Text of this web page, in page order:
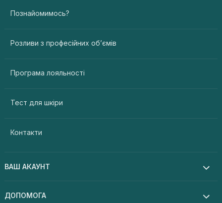
Познайомимось?
Розливи з професійних об’ємів
Програма лояльності
Тест для шкіри
Контакти
ВАШ АКАУНТ
ДОПОМОГА